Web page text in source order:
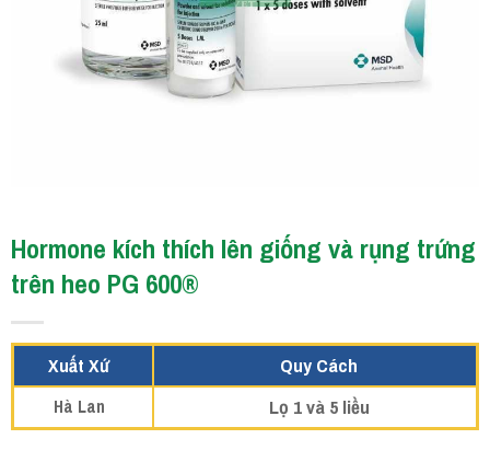
Hormone kích thích lên giống và rụng trứng
trên heo PG 600®
Xuất Xứ Quy Cách
Hà Lan Lọ 1 và 5 liều